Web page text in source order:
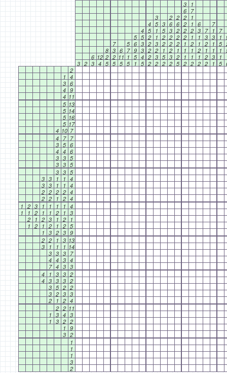
3
1
6 7
3
2 2 2
1
4 5 3 6 6 2 1 6
7
4 5 1 5 3 2 2 2 3 7 1
7
5 5 2 1 2 2 2 2 1 1 3 3 1
7
5 6 3 2 3 2 2 2 1 2 1 2 1 5
8 3 6 7 9 3 2 2 1 2 1 1 1 2 1 1 1
6 12 2 2 11 1 5 4 2 3 5 3 2 1 1 1 2 3 1
3 2 3 4 5 5 5 5 1 5 2 2 2 2 5 2 2 2 2 1 5
2
1 4
3 6
4 9
4 11
5 13
5 14
5 16
5 17
4 10 7
4 7 7
3 5 6
4 4 6
3 3 5
3 3 5
3 3 5
3 3 1 1 4
3 3 1 1 4
2 2 2 2 4
2 2 1 2 4
1 2 3 1 1 1 1 4
1
1 2 1 1 2 1 3
2
1 2 3 1 2
1
1 2 1 2 1 2 5
1 3 2 3 9
2 2 1 3 13
3
1 1 1 14
3 3 3 7
4 4 3 4
7 4 3 3
4
1 3 3 2
4 3 3 3 2
3 5 2 2
3 2 3 3
2
1 2 4
2 2 11
1 3 4 3
1 3 2 2
1 9
3 2
1
1
1
3
2